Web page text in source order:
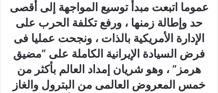
عموما اتبعت مبدأ توسيع المواجهة إلى أقصى
حد وإطالة زمنها ، ورفع تكلفة الحرب على
الإدارة الأمريكية بالذات ، ونجحت عمليا فى
فرض السيادة الإيرانية الكاملة على “مضيق
هرمز” ، وهو شريان إمداد العالم بأكثر من
خمس المعروض العالمى من البترول والغاز